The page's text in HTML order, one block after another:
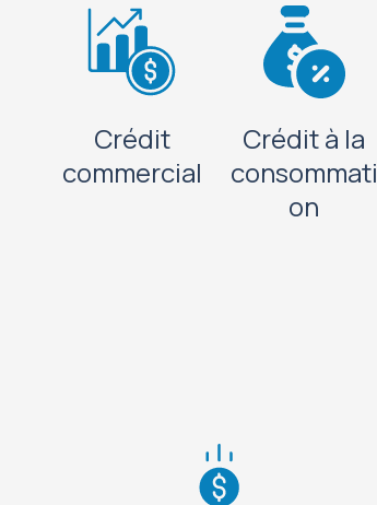
Crédit
commercial
Crédit à la
consommati
on